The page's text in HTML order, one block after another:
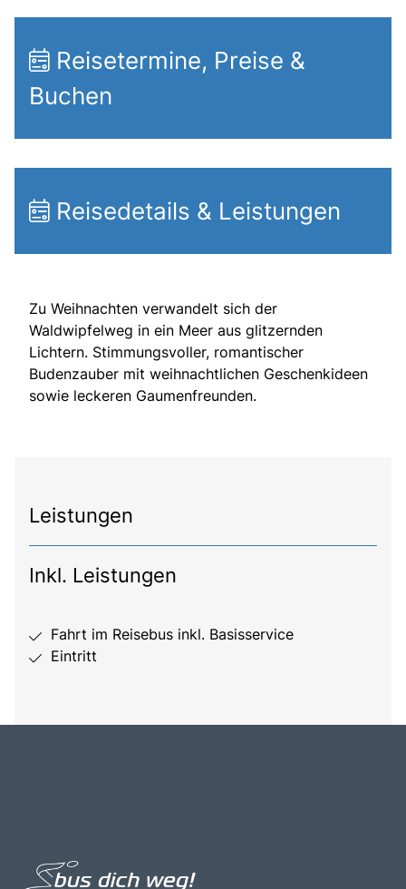
Reisetermine, Preise &
Buchen
Reisedetails & Leistungen
Zu Weihnachten verwandelt sich der
Waldwipfelweg in ein Meer aus glitzernden
Lichtern. Stimmungsvoller, romantischer
Budenzauber mit weihnachtlichen Geschenkideen
sowie leckeren Gaumenfreunden.
Leistungen
Inkl. Leistungen
Fahrt im Reisebus inkl. Basisservice
Eintritt